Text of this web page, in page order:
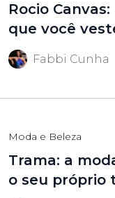
Rocio
que você
Fabbi Cunha
Moda e Beleza
Trama: a
o seu próprio